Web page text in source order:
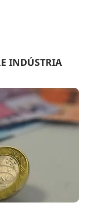
INDÚSTRIA